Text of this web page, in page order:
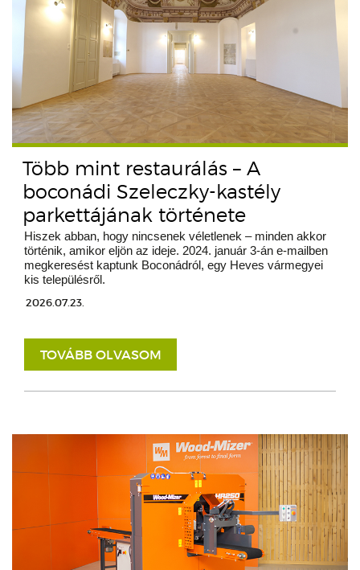
Több mint restaurálás – A
boconádi Szeleczky-kastély
parkettájának története
Hiszek abban, hogy nincsenek véletlenek – minden akkor
történik, amikor eljön az ideje. 2024. január 3-án e-mailben
megkeresést kaptunk Boconádról, egy Heves vármegyei
kis településről.
2026.07.23.
TOVÁBB OLVASOM